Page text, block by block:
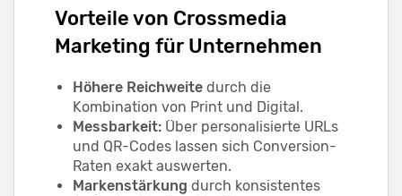
Vorteile von Crossmedia
Marketing für Unternehmen
Höhere Reichweite durch die
Kombination von Print und Digital.
Messbarkeit: Über personalisierte URLs
und QR-Codes lassen sich Conversion-
Raten exakt auswerten.
Markenstärkung durch konsistentes